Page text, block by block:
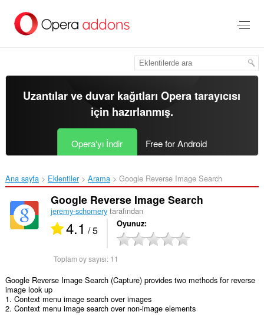
içeriğe
Uzantılar ve duvar kağıtlarıOpera tarayıcısı
için hazırlanmış.
Opera'yı İndir Free for Android
Ana sayfa Eklentiler Arama Google Reverse Image Search‎
Google Reverse Image Search
jeremy-schomerytarafından
4.1 / 5 Oyunuz
Toplam oy sayısı: 11
Google Reverse Image Search (Capture) provides two methods for reverse
image look up
1. Context menu image search over images
2. Context menu image search over non-image elements